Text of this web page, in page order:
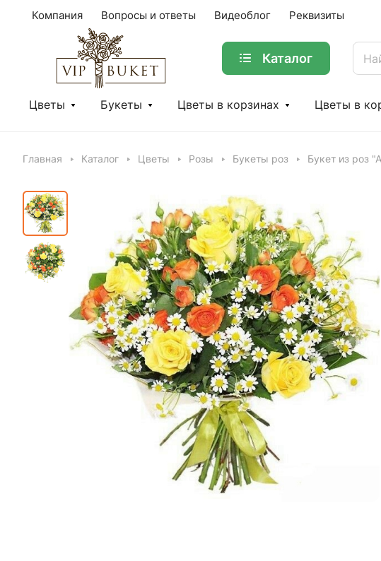
Компания Вопросы и ответы Видеоблог Реквизиты
Каталог
Цветы Букеты Цветы в корзинах Цветы в
Главная Каталог Цветы Розы Букеты роз Букет из роз